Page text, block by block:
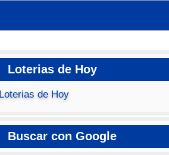
Loterias de Hoy
Loterias de Hoy
Buscar con Google